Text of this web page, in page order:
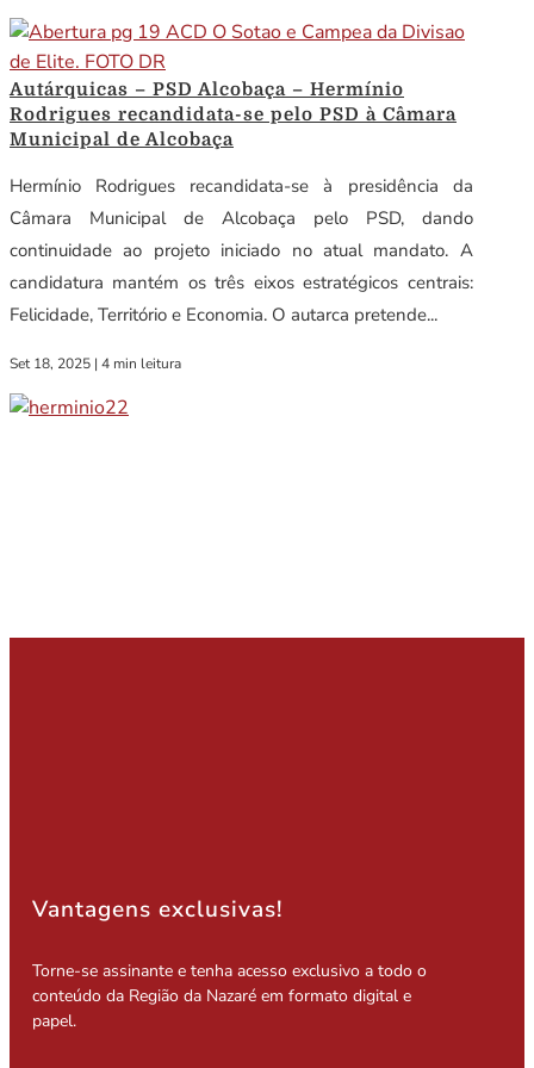
Autárquicas – PSD Alcobaça – Hermínio
Rodrigues recandidata-se pelo PSD à Câmara
Municipal de Alcobaça
Hermínio Rodrigues recandidata-se à presidência da
Câmara Municipal de Alcobaça pelo PSD, dando
continuidade ao projeto iniciado no atual mandato. A
candidatura mantém os três eixos estratégicos centrais:
Felicidade, Território e Economia. O autarca pretende...
Set 18, 2025 | 4 min leitura
Vantagens exclusivas!
Torne-se assinante e tenha acesso exclusivo a todo o
conteúdo da Região da Nazaré em formato digital e
papel.